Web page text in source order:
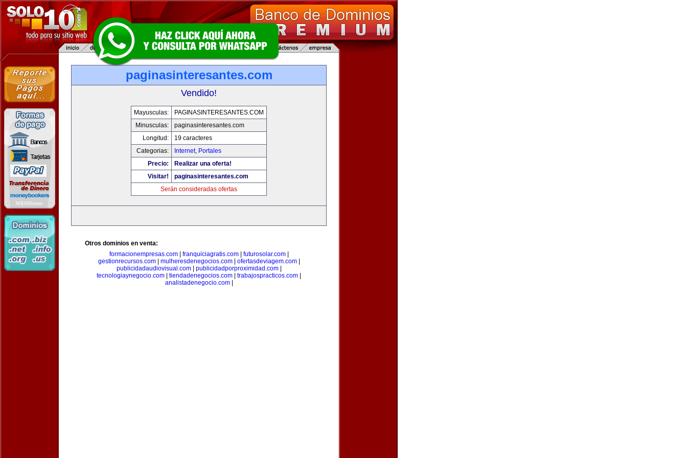
paginasinteresantes.com
Vendido!
Mayusculas:
PAGINASINTERESANTES.COM
Minusculas:
paginasinteresantes.com
Longitud:
19 caracteres
Categorias:
Internet, Portales
Precio:
Realizar una oferta!
Visitar!
paginasinteresantes.com
Serán consideradas ofertas
Otros dominios en venta:
formacionempresas.com| franquiciagratis.com| futurosolar.com|
gestionrecursos.com| mulheresdenegocios.com| ofertasdeviagem.com|
publicidadaudiovisual.com| publicidadporproximidad.com|
tecnologiaynegocio.com
tiendadenegocios.com trabajospracticos.com
analistadenegocio.com|